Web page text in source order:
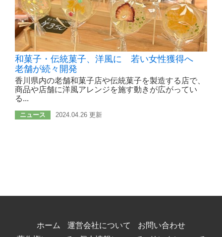
和菓子・伝統菓子、洋風に 若い女性獲得へ
老舗が続々開発
香川県内の老舗和菓子店や伝統菓子を製造する店で、
商品や店舗に洋風アレンジを施す動きが広がってい
る...
ニュース 2024.04.26 更新
ホーム 運営会社について
お問い合わせ